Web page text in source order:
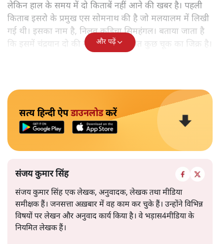
लेकिन हाल के समय में दो किताबें नहीं आने की खबर है। पहली
किताब इसरो के प्रमुख एस सोमनाथ की है जो मलयालम में लिखी
गई थी। इसका नाम है, निलवु कुडिचा सिमहंगल। बताया जाता है
कि इसमें चंद्रयान दो की नाकामी से संबंधित कुछ चूक का जिक्र है।
और पढ़ें
सत्य हिन्दी ऐपडाउनलोडकरें
संजय कुमार सिंह
संजय कुमार सिंह एक लेखक, अनुवादक, लेखक तथा मीडिया
समीक्षक हैं। जनसत्ता अख़बार में वह काम कर चुके हैं। उन्होंने विभिन्न
विषयों पर लेखन और अनुवाद कार्य किया है। वे भड़ास4मीडिया के
नियमित लेखक हैं।